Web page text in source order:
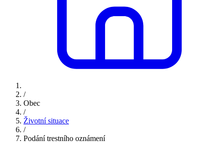
/
Obec
/
Životní situace
/
Podání trestního oznámení